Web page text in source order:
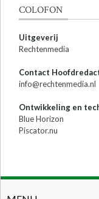
COLOFON
Uitgeverij
Rechtenmedia
Contact
info@rechtenmedia.nl
Ontwikkeling en
Blue Horizon
Piscator.nu